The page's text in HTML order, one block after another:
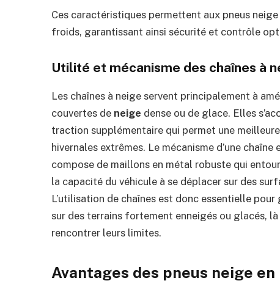
Ces caractéristiques permettent aux pneus
froids, garantissant ainsi sécurité et contrôle
Utilité et mécanisme des chaînes à
Les chaînes à neige servent principalement à
couvertes de neige dense ou de glace. Elles
traction supplémentaire qui permet une
hivernales extrêmes. Le mécanisme d’une
compose de maillons en métal robuste qui
la capacité du véhicule à se déplacer sur des
L’utilisation de chaînes est donc essentielle
sur des terrains fortement enneigés ou glacés,
rencontrer leurs limites.
Avantages des pneus neige en